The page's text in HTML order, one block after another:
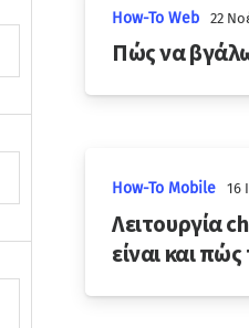
How-To Web 22
Πώς να
How-To Mobile 16
Λειτουργία
είναι και